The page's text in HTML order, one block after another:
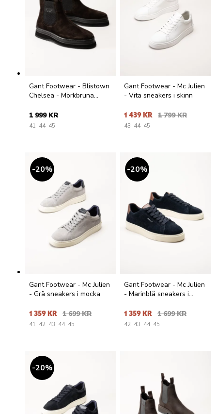
Gant Footwear - Blistown
Chelsea - Mörkbruna
boots
1 999 KR
41 44 45
Gant Footwear - Mc Julien
- Vita sneakers i skinn
1 439 KR 1 799 KR
43 44 45
20%
Gant Footwear - Mc Julien
- Grå sneakers i mocka
1 359 KR 1 699 KR
41 42 43 44 45
20%
Gant Footwear - Mc Julien
- Marinblå sneakers i
1 359 KR 1 699 KR
42 43 44 45
20%